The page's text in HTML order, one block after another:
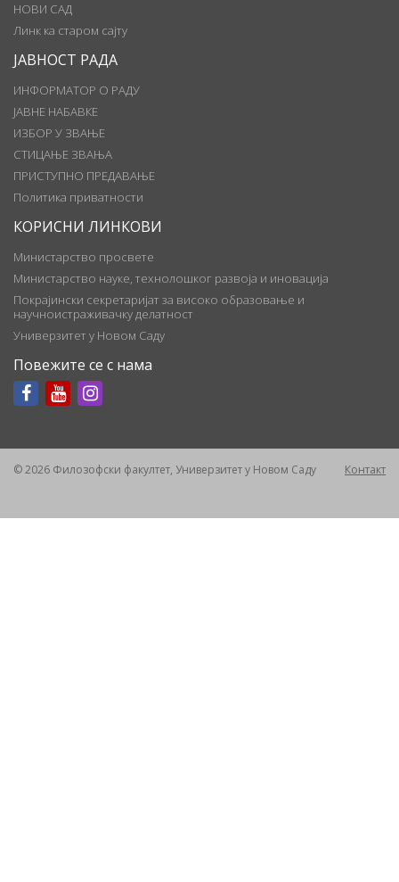
НОВИ САД
Линк ка старом сајту
ЈАВНОСТ РАДА
ИНФОРМАТОР О РАДУ
ЈАВНЕ НАБАВКЕ
ИЗБОР У ЗВАЊЕ
СТИЦАЊЕ ЗВАЊА
ПРИСТУПНО ПРЕДАВАЊЕ
Политика приватности
КОРИСНИ ЛИНКОВИ
Министарство просвете
Министарство науке, технолошког развоја и иновација
Покрајински секретаријат за високо образовање и
научноистраживачку делатност
Универзитет у Новом Саду
Повежите се с нама
© 2026 Филозофски факултет, Универзитет у Новом Саду Контакт